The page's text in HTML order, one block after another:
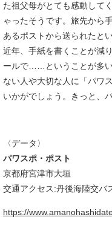
た祖父母がとても感動して
ゃったそうです。旅先か
あるポストから送られたと
近年、手紙を書くことが減
ールで……ということが多
ない人や大切な人に「パワ
いかがでしょう。きっと、
​〈データ〉
パワスポ・ポスト
京都府宮津市大垣
交通アクセス:丹後海陸交バ
https://